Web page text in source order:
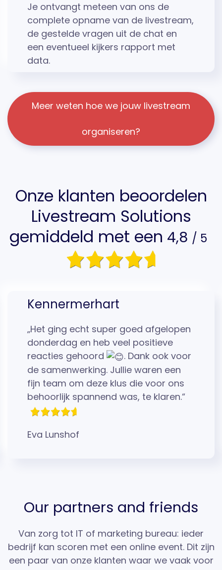
Je ontvangt meteen van ons de
complete opname van de livestream,
de gestelde vragen uit de chat en
een eventueel kijkers rapport met
data.
Meer weten hoe we jouw livestream
organiseren?
Onze klanten beoordelen
Livestream Solutions
gemiddeld met een 4,8 / 5
Kennermerhart
„Het ging echt super goed afgelopen
donderdag en heb veel positieve
reacties gehoord
. Dank ook voor
de samenwerking. Jullie waren een
fijn team om deze klus die voor ons
behoorlijk spannend was, te klaren.“
Eva Lunshof
Our partners and friends
Van zorg tot IT of marketing bureau: ieder
bedrijf kan scoren met een online event. Dit zijn
een paar van onze klanten waar we vaak voor